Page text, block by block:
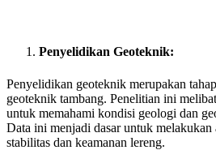
Penyelidikan Geoteknik:
Penyelidikan geoteknik merupakan
geoteknik tambang. Penelitian ini
untuk memahami kondisi geologi dan
Data ini menjadi dasar untuk
stabilitas dan keamanan lereng.